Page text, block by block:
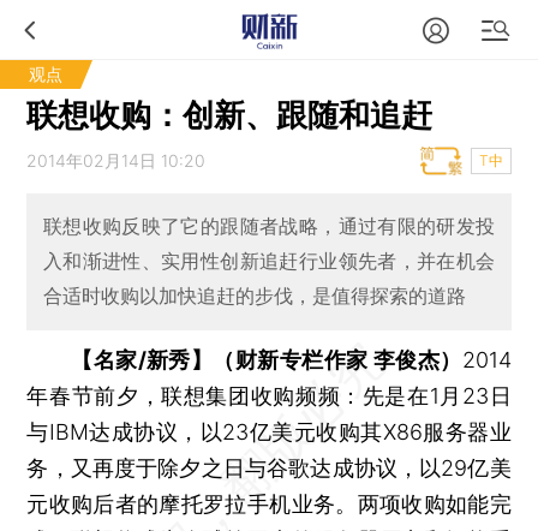
观点
联想收购：创新、跟随和追赶
2014年02月14日 10:20 T中
联想收购反映了它的跟随者战略，通过有限的研发投
入和渐进性、实用性创新追赶行业领先者，并在机会
合适时收购以加快追赶的步伐，是值得探索的道路
【名家/新秀】（财新专栏作家 李俊杰） 2014
年春节前夕，联想集团收购频频：先是在1月23日
与IBM达成协议，以23亿美元收购其X86服务器业
务，又再度于除夕之日与谷歌达成协议，以29亿美
元收购后者的摩托罗拉手机业务。两项收购如能完